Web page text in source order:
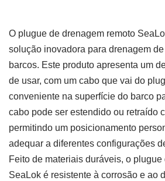
O plugue de drenagem remoto
solução inovadora para drenagem
barcos. Este produto apresenta um
de usar, com um cabo que vai do
conveniente na superfície do barco
cabo pode ser estendido ou retraído
permitindo um posicionamento
adequar a diferentes configurações
Feito de materiais duráveis, o
SeaLok é resistente à corrosão e ao